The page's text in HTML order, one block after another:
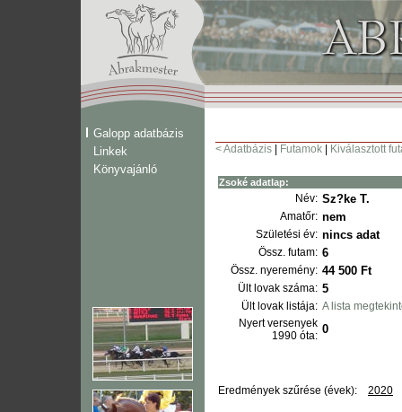
Galopp adatbázis
Linkek
Könyvajánló
< Adatbázis Futamok Kiválasztott
Zsoké adatlap:
Név: Sz?ke T.
Amatőr: nem
Születési év: nincs adat
Össz. futam: 6
Össz. nyeremény: 44 500 Ft
Ült lovak száma: 5
Ült lovak listája: A lista
Nyert versenyek
1990 óta: 0
Eredmények szűrése (évek): 2020